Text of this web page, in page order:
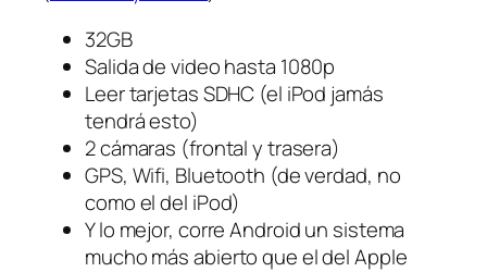
32GB
Salida de video hasta 1080p
Leer tarjetas SDHC (el iPod jamás
tendrá esto)
2 cámaras (frontal y trasera)
GPS, Wifi, Bluetooth (de verdad, no
como el del iPod)
Y lo mejor, corre Android un sistema
mucho más abierto que el del Apple